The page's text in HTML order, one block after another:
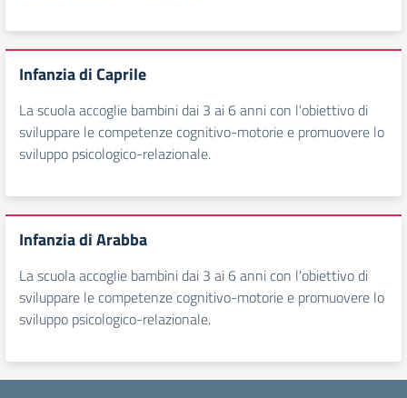
Infanzia di Caprile
La scuola accoglie bambini dai 3 ai 6 anni con l'obiettivo di
sviluppare le competenze cognitivo-motorie e promuovere lo
sviluppo psicologico-relazionale.
Infanzia di Arabba
La scuola accoglie bambini dai 3 ai 6 anni con l'obiettivo di
sviluppare le competenze cognitivo-motorie e promuovere lo
sviluppo psicologico-relazionale.